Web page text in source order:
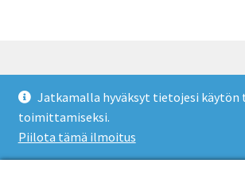
Jatkamalla hyväksyt tietojesi käytön
toimittamiseksi.
Piilota tämä ilmoitus
© Tarraton 2026
Toimitusehdot